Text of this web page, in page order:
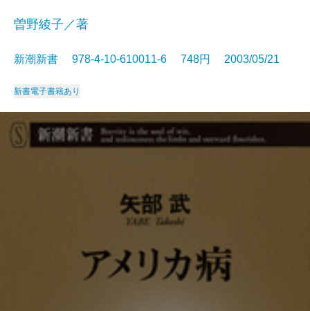
曽野綾子／著
新潮新書 978-4-10-610011-6 748円 2003/05/21
新書電子書籍あり